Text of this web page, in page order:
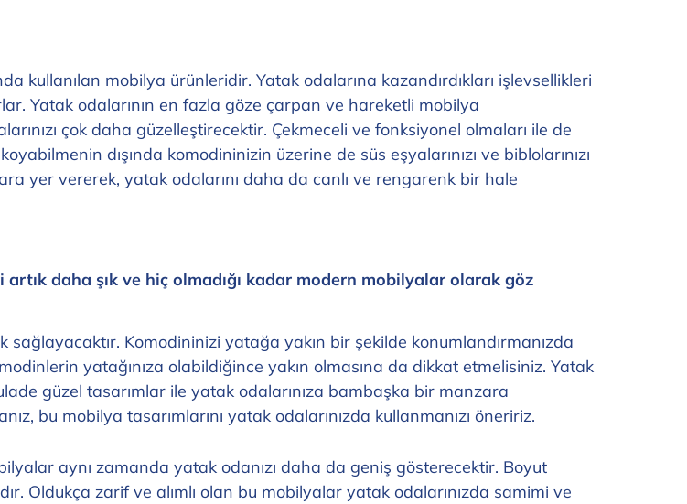
kullanılan mobilya ürünleridir. Yatak odalarına kazandırdıkları işlevsellikleri
Yatak odalarının en fazla göze çarpan ve hareketli mobilya
çok daha güzelleştirecektir. Çekmeceli ve fonksiyonel olmaları ile de
dışında komodininizin üzerine de süs eşyalarınızı ve biblolarınızı
yer vererek, yatak odalarını daha da canlı ve rengarenk bir hale
artık daha şık ve hiç olmadığı kadar modern mobilyalar olarak göz
Komodininizi yatağa yakın bir şekilde konumlandırmanızda
yatağınıza olabildiğince yakın olmasına da dikkat etmelisiniz. Yatak
güzel tasarımlar ile yatak odalarınıza bambaşka bir manzara
bu mobilya tasarımlarını yatak odalarınızda kullanmanızı öneririz.
aynı zamanda yatak odanızı daha da geniş gösterecektir. Boyut
Oldukça zarif ve alımlı olan bu mobilyalar yatak odalarınızda samimi ve